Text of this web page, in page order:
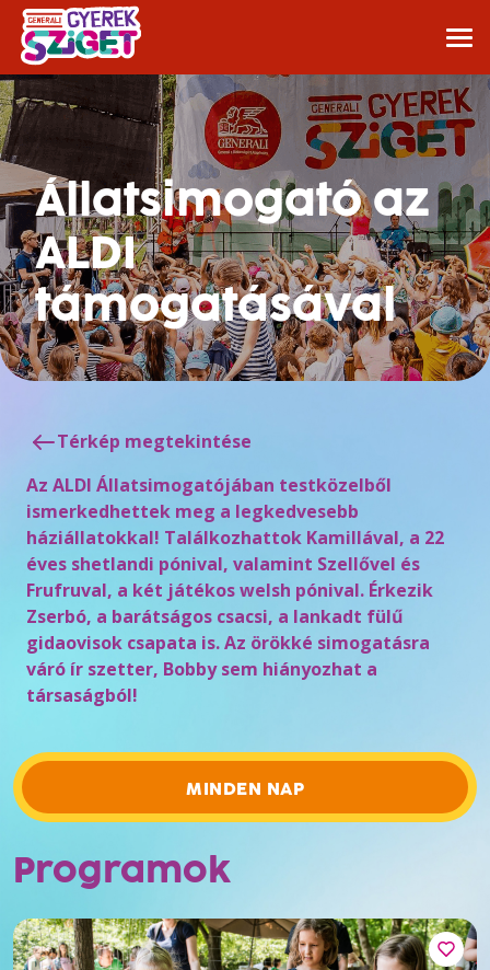
Állatsimogató az
ALDI
támogatásával
Térkép megtekintése
Az ALDI Állatsimogatójában testközelből
ismerkedhettek meg a legkedvesebb
háziállatokkal! Találkozhattok Kamillával, a 22
éves shetlandi pónival, valamint Szellővel és
Frufruval, a két játékos welsh pónival. Érkezik
Zserbó, a barátságos csacsi, a lankadt fülű
gidaovisok csapata is. Az örökké simogatásra
váró ír szetter, Bobby sem hiányozhat a
társaságból!
MINDEN NAP
Programok